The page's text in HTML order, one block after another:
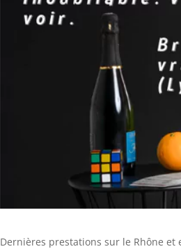
Dernières prestations sur le Rhône et